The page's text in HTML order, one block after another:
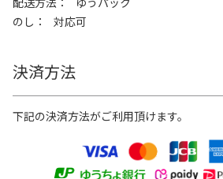
のし
対応可
決済方法
下記の決済方法がご利用頂けます。